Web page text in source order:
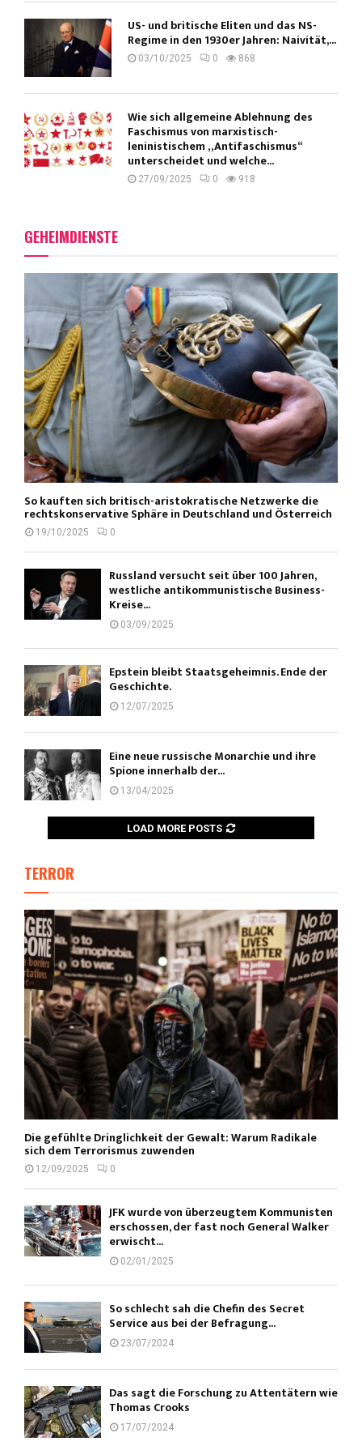
US- und britische Eliten und das NS-
Regime in den 1930er Jahren: Naivität,...
03/10/2025 0 868
Wie sich allgemeine Ablehnung des
Faschismus von marxistisch-
leninistischem „Antifaschismus“
unterscheidet und welche...
27/09/2025 0 918
GEHEIMDIENSTE
So kauften sich britisch-aristokratische Netzwerke die
rechtskonservative Sphäre in Deutschland und Österreich
19/10/2025 0
Russland versucht seit über 100 Jahren,
westliche antikommunistische Business-
Kreise...
03/09/2025
Epstein bleibt Staatsgeheimnis. Ende der
Geschichte.
12/07/2025
Eine neue russische Monarchie und ihre
Spione innerhalb der...
13/04/2025
LOAD MORE POSTS
TERROR
Die gefühlte Dringlichkeit der Gewalt: Warum Radikale
sich dem Terrorismus zuwenden
12/09/2025 0
JFK wurde von überzeugtem Kommunisten
erschossen, der fast noch General Walker
erwischt...
02/01/2025
So schlecht sah die Chefin des Secret
Service aus bei der Befragung...
23/07/2024
Das sagt die Forschung zu Attentätern wie
Thomas Crooks
17/07/2024